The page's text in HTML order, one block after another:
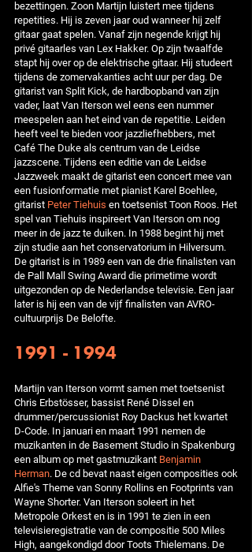
bezettingen. Zoon Martijn luistert mee tijdens
repetities. Hij is zeven jaar oud wanneer hij zelf
gitaar gaat spelen. Vanaf zijn negende krijgt hij
privé gitaarles van Lex Hakker. Op zijn twaalfde
stapt hij over op de elektrische gitaar. Hij studeert
tijdens de zomervakanties acht uur per dag. De
gitarist van Split Kick, de hardbopband van zijn
vader, laat Van Iterson wel eens een nummer
meespelen aan het eind van de repetitie. Leiden
heeft veel te bieden voor jazzliefhebbers, met
Café The Duke als centrum van de Leidse
jazzscene. Tijdens een editie van de Leidse
Jazzweek maakt de gitarist een concert mee van
een fusionformatie met pianist Karel Boehlee,
gitarist Peter Tiehuis en toetsenist Toon Roos. Het
spel van Tiehuis inspireert Van Iterson om nog
meer in de jazz te duiken. In 1988 begint hij met
zijn studie aan het conservatorium in Hilversum.
De gitarist is in 1989 een van de drie finalisten van
de Pall Mall Swing Award die primetime wordt
uitgezonden op de Nederlandse televisie. Een jaar
later is hij een van de vijf finalisten van AVRO-
cultuurprijs De Belofte.
1991 - 1994
Martijn van Iterson vormt samen met toetsenist
Chris Erbstösser, bassist René Dissel en
drummer/percussionist Roy Dackus het kwartet
D-Code. In januari en maart 1991 nemen de
muzikanten in de Basement Studio in Spakenburg
een album op met gastmuzikant Benjamin
Herman. De cd bevat naast eigen composities ook
Alfie's Theme van Sonny Rollins en Footprints van
Wayne Shorter. Van Iterson soleert in het
Metropole Orkest en is in 1991 te zien in een
televisieregistratie van de compositie 500 Miles
High, aangekondigd door Toots Thielemans. De